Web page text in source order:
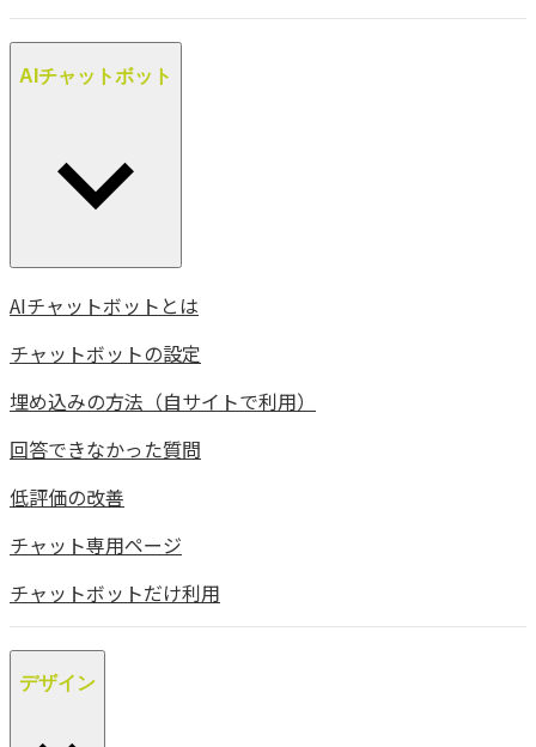
AIチャットボット
AIチャットボットとは
チャットボットの設定
埋め込みの方法（自サイトで利用）
回答できなかった質問
低評価の改善
チャット専用ページ
チャットボットだけ利用
デザイン